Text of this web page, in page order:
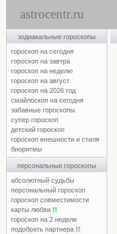
astrocentr.ru
зодиакальные гороскопы
гороскоп на сегодня
гороскоп на завтра
гороскоп на неделю
гороскоп на август
гороскоп на 2026 год
смайлоскоп на сегодня
забавные гороскопы
супер гороскоп
детский гороскоп
гороскоп внешности и стиля
биоритмы
персональные гороскопы
абсолютный судьбы
персональный гороскоп
гороскоп совместимости
карты любви !!
гороскоп на 2 недели
подобрать партнера !!